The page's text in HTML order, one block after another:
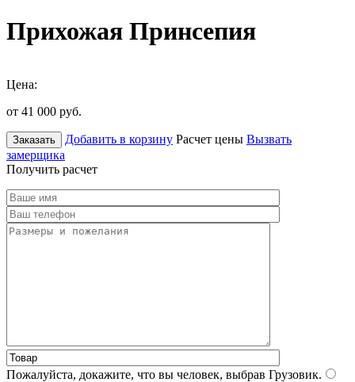
Прихожая Принсепия
Цена:
от 41 000 руб.
Заказать Добавить в корзину Расчет цены Вызвать
замерщика
Получить расчет
Пожалуйста, докажите, что вы человек, выбрав Грузовик.